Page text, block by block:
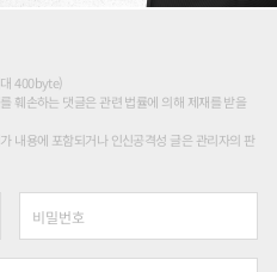
400byte)
훼손하는 댓글은 관련 법률에 의해 제재를 받을
내용에 포함되거나 인신공격성 글은 관리자의 판